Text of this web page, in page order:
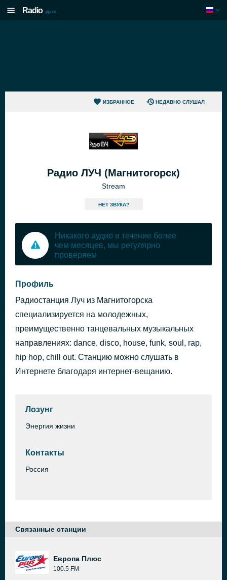
Radio .pp.ru
ИЗБРАННОЕ НЕДАВНО СЛУШАЛ
Радио ЛУЧ (Магнитогорск)
Stream
HЕТ ЗВУКА?
Никакого аудио в течение более
чем месяцев, мы регулярно
проверяем
Профиль
Радиостанция Луч из Магнитогорска
специализируется на молодежных,
преимущественно танцевальных музыкальных
направлениях: dance, disco, house, funk, soul, rap,
hip hop, chill out. Станцию можно слушать в
Интернете благодаря интернет-вещанию.
Лозунг
Энергия жизни
Контакты
Россия
Связанные станции
Европа Плюс
100.5 FM